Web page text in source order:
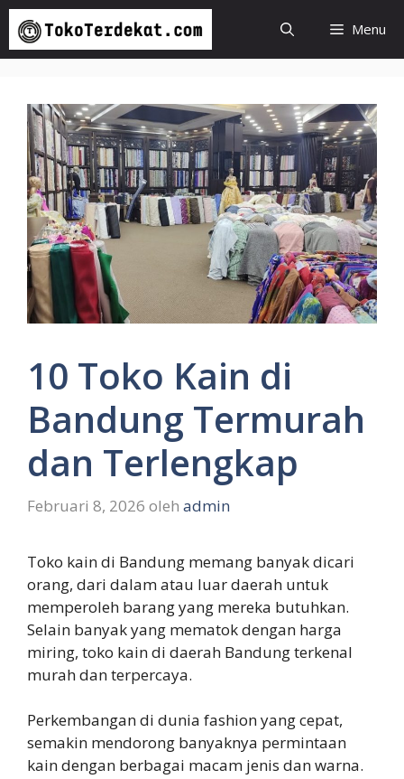
Langsung
isi
Menu
10 Toko Kain di
Bandung Termurah
dan Terlengkap
Februari 8, 2026 oleh admin
Toko kain di Bandung memang banyak dicari
orang, dari dalam atau luar daerah untuk
memperoleh barang yang mereka butuhkan.
Selain banyak yang mematok dengan harga
miring, toko kain di daerah Bandung terkenal
murah dan terpercaya.
Perkembangan di dunia fashion yang cepat,
semakin mendorong banyaknya permintaan
kain dengan berbagai macam jenis dan warna.